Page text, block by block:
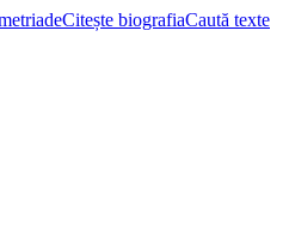
Citește biografiaCaută texte